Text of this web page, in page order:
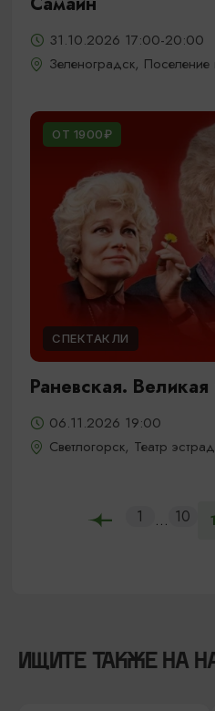
31.10.2026 17:00-20:00
Зеленоградск, Поселение
ОТ 1900₽
СПЕКТАКЛИ
Раневская.
06.11.2026 19:00
Светлогорск, Театр
1 ... 10
ИЩИТЕ ТАКЖЕ НА